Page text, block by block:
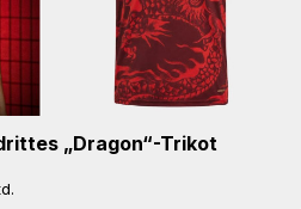
„Dragon“-Trikot